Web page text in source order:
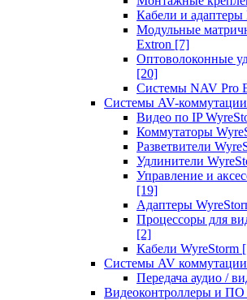
Кабели и адаптеры
Модульные
Extron [7]
Оптоволоконные
[20]
Системы NAV Pro
Системы AV-
Видео по IP
Коммутаторы
Разветвители
Удлинители
Управление и
[19]
Адаптеры
Процессоры для
[2]
Кабели WyreStorm
Системы AV
Передача аудио /
Видеоконтроллеры и ПО